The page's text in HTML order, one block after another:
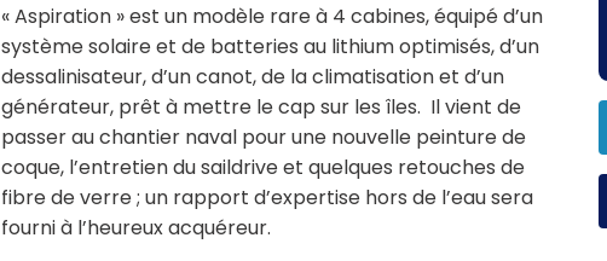
« Aspiration » est un modèle rare à 4 cabines, équipé d’un
système solaire et de batteries au lithium optimisés, d’un
dessalinisateur, d’un canot, de la climatisation et d’un
générateur, prêt à mettre le cap sur les îles. Il vient de
passer au chantier naval pour une nouvelle peinture de
coque, l’entretien du saildrive et quelques retouches de
fibre de verre ; un rapport d’expertise hors de l’eau sera
fourni à l’heureux acquéreur.